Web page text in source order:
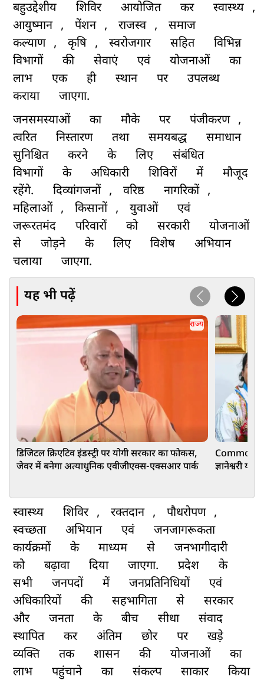
बहुउद्देशीय
शिविर आयोजित कर स्वास्थ्य ,
आयुष्मान , पेंशन , राजस्व ,
समाज
कल्याण , कृषि , स्वरोजगार सहित
विभिन्न
विभागों
की सेवाएं एवं योजनाओं
का
लाभ
एक ही स्थान पर
उपलब्ध
कराया
जाएगा.
जनसमस्याओं
का मौके पर पंजीकरण ,
त्वरित
निस्तारण तथा समयबद्ध
समाधान
सुनिश्चित
करने के लिए
संबंधित
विभागों
के अधिकारी शिविरों में
मौजूद
रहेंगे.
दिव्यांगजनों , वरिष्ठ नागरिकों ,
महिलाओं , किसानों , युवाओं
एवं
जरूरतमंद
परिवारों को सरकारी
योजनाओं
से
जोड़ने के लिए विशेष
अभियान
चलाया
जाएगा.
यह भी पढ़ें
राज्य
डिजिटल क्रिएटिव इंडस्ट्री पर योगी सरकार का फोकस,
जेवर में बनेगा अत्याधुनिक एवीजीएक्स-एक्सआर पार्क
ज्ञानेश्वरी
स्वास्थ्य शिविर , रक्तदान , पौधरोपण ,
स्वच्छता
अभियान एवं
जनजागरूकता
कार्यक्रमों
के माध्यम से
जनभागीदारी
को
बढ़ावा दिया जाएगा. प्रदेश
के
सभी
जनपदों में जनप्रतिनिधियों
एवं
अधिकारियों
की सहभागिता से
सरकार
और
जनता के बीच सीधा
संवाद
स्थापित
कर अंतिम छोर पर
खड़े
व्यक्ति
तक शासन की योजनाओं
का
लाभ
पहुंचाने का संकल्प साकार
किया